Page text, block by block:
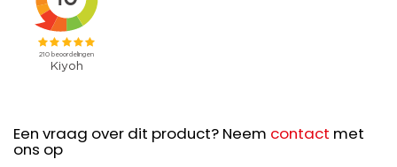
Een vraag over dit product? Neem contact met
ons op